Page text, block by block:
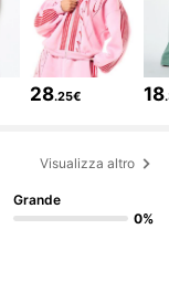
28.25€ 18
Visualizza altro
Grande
0%